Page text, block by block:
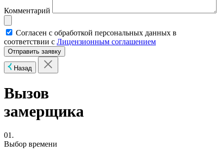
Комментарий
Согласен с обработкой персональных данных в
соответствии с Лицензионным соглашением
Назад
Вызов
замерщика
01.
Выбор времени